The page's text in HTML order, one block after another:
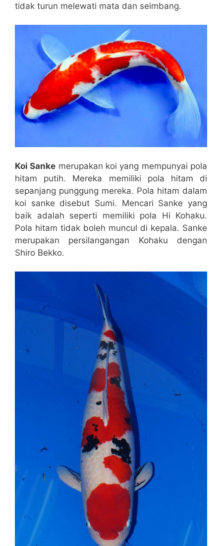
tidak turun melewati mata dan seimbang.
Koi Sanke merupakan koi yang mempunyai pola
hitam putih. Mereka memiliki pola hitam di
sepanjang punggung mereka. Pola hitam dalam
koi sanke disebut Sumi. Mencari Sanke yang
baik adalah seperti memiliki pola Hi Kohaku.
Pola hitam tidak boleh muncul di kepala. Sanke
merupakan persilangangan Kohaku dengan
Shiro Bekko.